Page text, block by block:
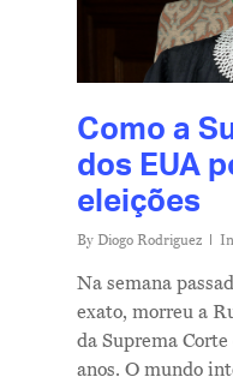
Como a
dos EUA
eleições
By Diogo Rodriguez
Na semana
exato, morreu a
da Suprema
anos. O mundo